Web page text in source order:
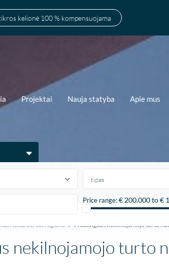
kelionė 100 % kompensuojama
Projektai Nauja statyba Apie mus
tipas
Price range: € 200.000 to €
Kosta del Sol regione Prabangaus nekilnojamojo turto
nekilnojamojo turto